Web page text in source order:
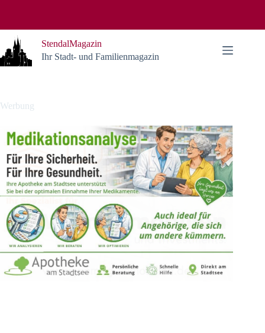
StendalMagazin
Ihr Stadt- und Familienmagazin
Werbung